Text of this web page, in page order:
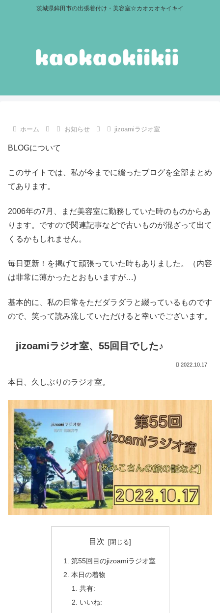
茨城県鉾田市の出張着付け・美容室☆カオカオキイキイ
ホーム お知らせ jizoamiラジオ室
BLOGについて
このサイトでは、私が今までに綴ったブログを全部まとめ
てあります。
2006年の7月、まだ美容室に勤務していた時のものからあ
ります。ですので関連記事などで古いものが混ざって出て
くるかもしれません。
毎日更新！を掲げて頑張っていた時もありました。（内容
は非常に薄かったとおもいますが…)
基本的に、私の日常をただダラダラと綴っているものです
ので、笑って読み流していただけると幸いでございます。
jizoamiラジオ室、55回目でした♪
2022.10.17
本日、久しぶりのラジオ室。
目次
第55回目のjizoamiラジオ室
本日の着物
共有:
いいね: